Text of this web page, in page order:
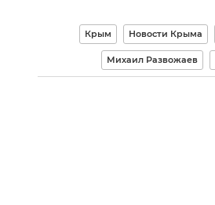
Крым Новости Крыма
Михаил Развожаев